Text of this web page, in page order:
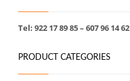
Tel: 922 17 89 85 – 607 96 14 62
PRODUCT CATEGORIES